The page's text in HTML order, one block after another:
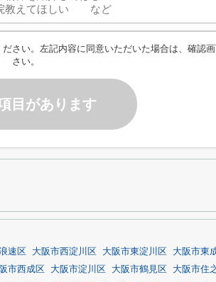
ださい。左記内容に同意いただいた場合は、確認
さい。
目があります
速区 大阪市西淀川区 大阪市東淀川区
大阪市東
市西成区 大阪市淀川区 大阪市鶴見区
大阪市住